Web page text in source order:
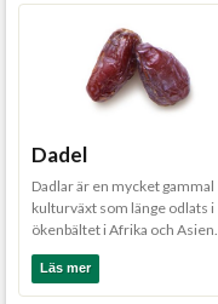
Dadel
Dadlar är en mycket gammal
kulturväxt som länge odlats i
ökenbältet i Afrika och Asien.
Det är lite okla...
Läs mer